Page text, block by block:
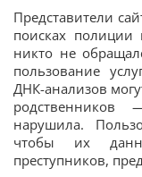
Представители
поисках
никто не
пользование
ДНК-анализов
нарушила.
чтобы их
преступников,